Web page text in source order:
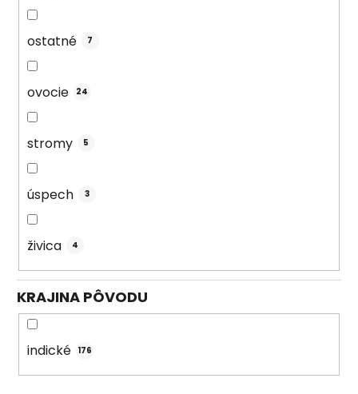
ostatné 7
ovocie 24
stromy 5
úspech 3
živica 4
KRAJINA PÔVODU
indické 176